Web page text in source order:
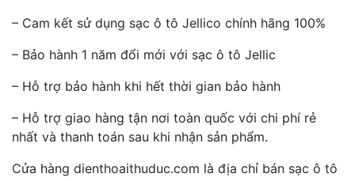
– Cam kết sử dụng sạc ô tô Jellico chính hãng 100%
– Bảo hành 1 năm đổi mới với sạc ô tô Jellic
– Hỗ trợ bảo hành khi hết thời gian bảo hành
– Hỗ trợ giao hàng tận nơi toàn quốc với chi phí rẻ
nhất và thanh toán sau khi nhận sản phẩm.
Cửa hàng dienthoaithuduc.com là địa chỉ bán sạc ô tô